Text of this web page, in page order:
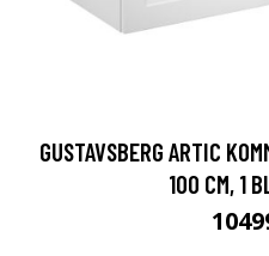
GUSTAVSBERG ARTIC
100 CM, 1